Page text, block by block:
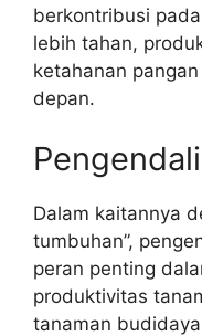
berkontribusi
lebih tahan,
ketahanan
depan.
Dalam kaitannya
tumbuhan”,
peran penting
produktivitas
tanaman